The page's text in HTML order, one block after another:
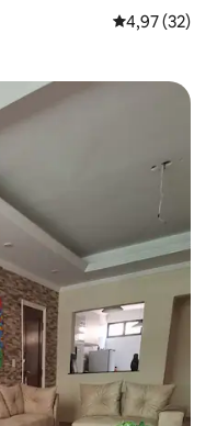
Évaluation
4,97 (32)